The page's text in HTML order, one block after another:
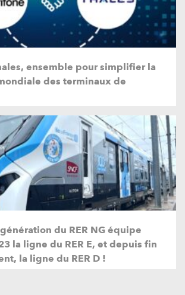
ensemble pour simplifier la
des terminaux de
du RER NG équipe
la ligne du RER E, et depuis fin
la ligne du RER D !